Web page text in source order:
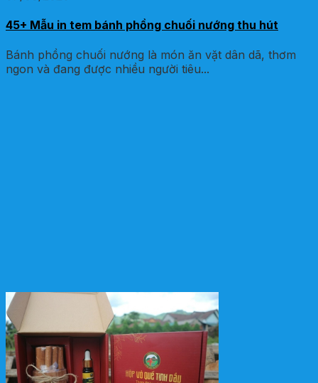
45+ Mẫu in tem bánh phồng chuối nướng thu hút
Bánh phồng chuối nướng là món ăn vặt dân dã, thơm
ngon và đang được nhiều người tiêu...